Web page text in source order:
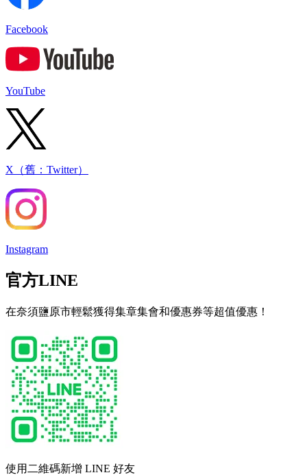
Facebook
YouTube
X（舊：Twitter）
Instagram
官方LINE
在奈須鹽原市輕鬆獲得集章集會和優惠券等超值優惠！
使用二維碼新增 LINE 好友